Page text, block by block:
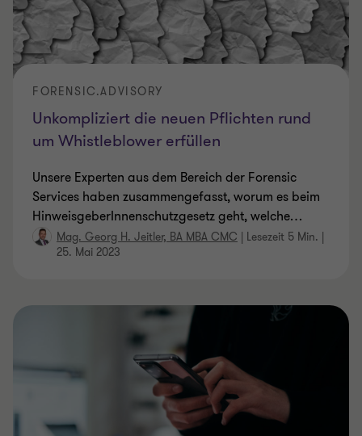
Unkompliziert die neuen Pflichten rund
um Whistleblower erfüllen
FORENSIC.ADVISORY
Unsere Experten aus dem Bereich der Forensic
Services haben zusammengefasst, worum es beim
HinweisgeberInnenschutzgesetz geht, welche…
Mag. Georg H. Jeitler, BA MBA CMC | Lesezeit 5 Min. |
25. Mai 2023